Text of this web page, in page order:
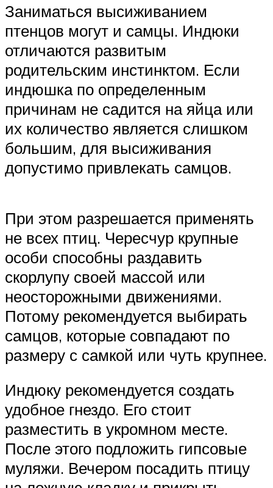
Заниматься высиживанием
птенцов могут и самцы. Индюки
отличаются развитым
родительским инстинктом. Если
индюшка по определенным
причинам не садится на яйца или
их количество является слишком
большим, для высиживания
допустимо привлекать самцов.
При этом разрешается применять
не всех птиц. Чересчур крупные
особи способны раздавить
скорлупу своей массой или
неосторожными движениями.
Потому рекомендуется выбирать
самцов, которые совпадают по
размеру с самкой или чуть крупнее.
Индюку рекомендуется создать
удобное гнездо. Его стоит
разместить в укромном месте.
После этого подложить гипсовые
муляжи. Вечером посадить птицу